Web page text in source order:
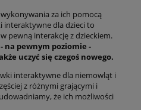
za ich pomocą
interaktywne dla dzieci to
pewną interakcję z dzieckiem.
na pewnym poziomie -
uczyć się czegoś nowego.
interaktywne dla niemowląt i
z różnymi grającymi i
że ich możliwości